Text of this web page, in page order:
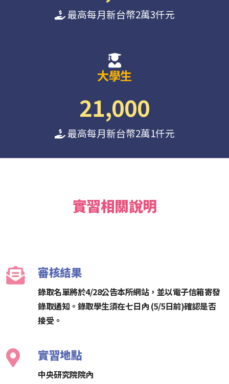
最高每月新台幣2萬3仟元
大學生
21,000
最高每月新台幣2萬1仟元
實習相關說明
審核結果
錄取名單將於4/28公告本所網站，並以電子信箱寄發
錄取通知。錄取學生須在七日內 (5/5日前)確認是否
接受。
實習地點
中央研究院院內